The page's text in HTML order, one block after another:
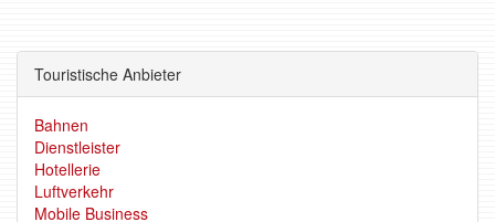
Touristische Anbieter
Bahnen
Dienstleister
Hotellerie
Luftverkehr
Mobile Business